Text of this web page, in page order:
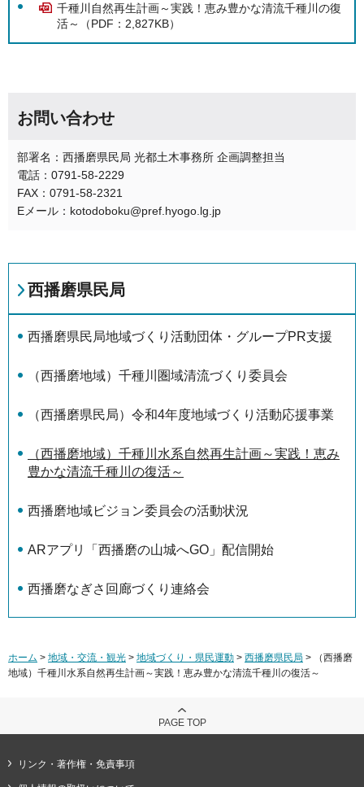
千種川自然再生計画～実践！恵み豊かな清流千種川の復
活～（PDF：2,827KB）
お問い合わせ
部署名：西播磨県民局 光都土木事務所 企画調整担当
電話：0791-58-2229
FAX：0791-58-2321
Eメール：kotodoboku@pref.hyogo.lg.jp
西播磨県民局
西播磨県民局地域づくり活動団体・グループPR支援
（西播磨地域）千種川圏域清流づくり委員会
（西播磨県民局）令和4年度地域づくり活動応援事業
（西播磨地域）千種川水系自然再生計画～実践！恵み
豊かな清流千種川の復活～
西播磨地域ビジョン委員会の活動状況
ARアプリ「西播磨の山城へGO」配信開始
西播磨なぎさ回廊づくり連絡会
ホーム > 地域・交流・観光 > 地域づくり・県民運動 > 西播磨県民局 > （西播磨
地域）千種川水系自然再生計画～実践！恵み豊かな清流千種川の復活～
PAGE TOP
リンク・著作権・免責事項